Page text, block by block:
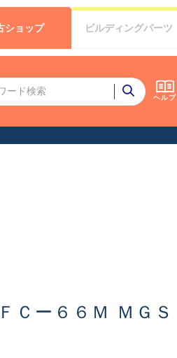
ヘルプ
ショップ ビルディングパーツ
Ｃー６６Ｍ ＭＧＳ